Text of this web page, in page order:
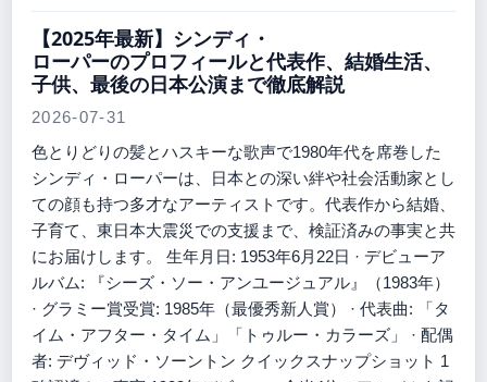
【2025年最新】シンディ・
ローパーのプロフィールと代表作、結婚生活、
子供、最後の日本公演まで徹底解説
2026-07-31
色とりどりの髪とハスキーな歌声で1980年代を席巻した
シンディ・ローパーは、日本との深い絆や社会活動家とし
ての顔も持つ多才なアーティストです。代表作から結婚、
子育て、東日本大震災での支援まで、検証済みの事実と共
にお届けします。 生年月日: 1953年6月22日 · デビューア
ルバム: 『シーズ・ソー・アンユージュアル』（1983年）
· グラミー賞受賞: 1985年（最優秀新人賞） · 代表曲: 「タ
イム・アフター・タイム」「トゥルー・カラーズ」 · 配偶
者: デヴィッド・ソーントン クイックスナップショット 1